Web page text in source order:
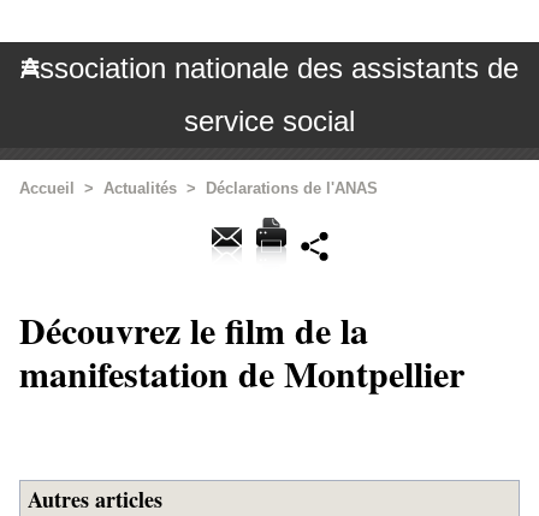
Association nationale des assistants de
service social
Accueil > Actualités > Déclarations de l'ANAS
Découvrez le film de la
manifestation de Montpellier
Autres articles